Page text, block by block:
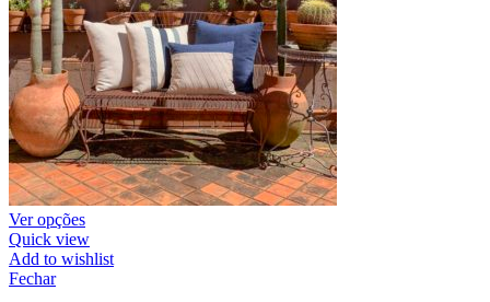
Ver opções
Quick view
Add to wishlist
Fechar